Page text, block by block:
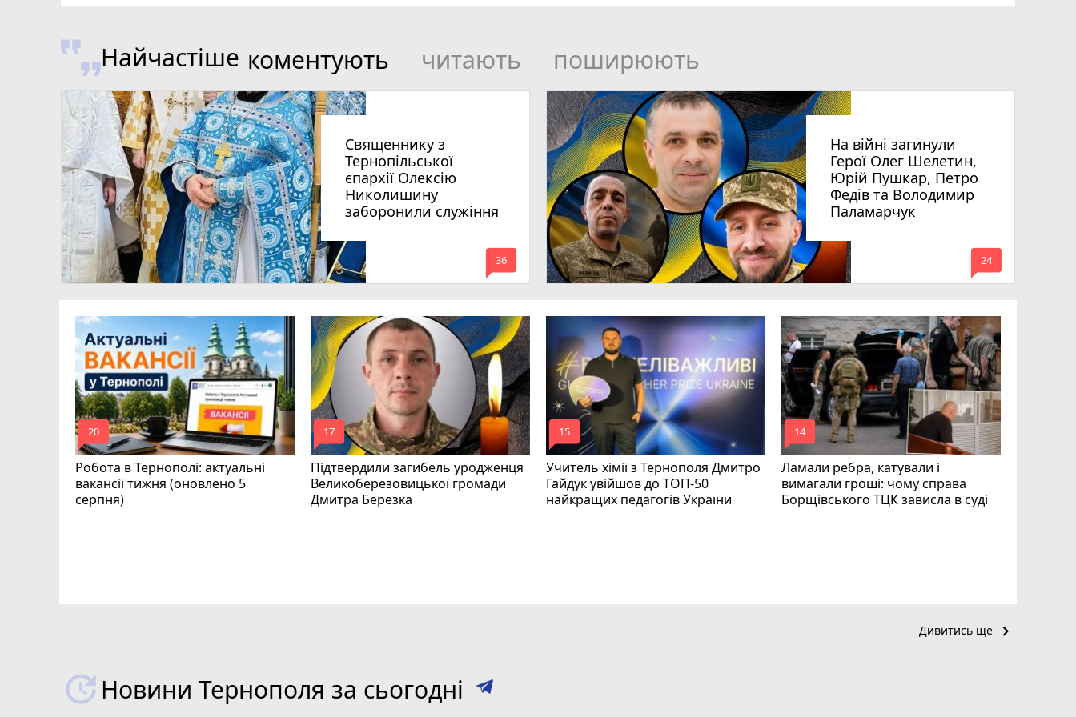
Найчастіше коментують читають поширюють
Священнику з
Тернопільської
єпархії Олексію
Николишину
заборонили служіння
mode_comment
36
На війні загинули
Герої Олег Шелетин,
Юрій Пушкар, Петро
Федів та Володимир
Паламарчук
mode_comment
24
Робота в Тернополі: актуальні
вакансії тижня (оновлено 5
серпня)
mode_comment
20
Підтвердили загибель уродженця
Великоберезовицької громади
Дмитра Березка
mode_comment
17
Учитель хімії з Тернополя Дмитро
Гайдук увійшов до ТОП-50
найкращих педагогів України
mode_comment
15
Ламали ребра, катували і
вимагали гроші: чому справа
Борщівського ТЦК зависла в суді
mode_comment
14
Дивитись ще keyboard_arrow_right
Новини Тернополя за сьогодні